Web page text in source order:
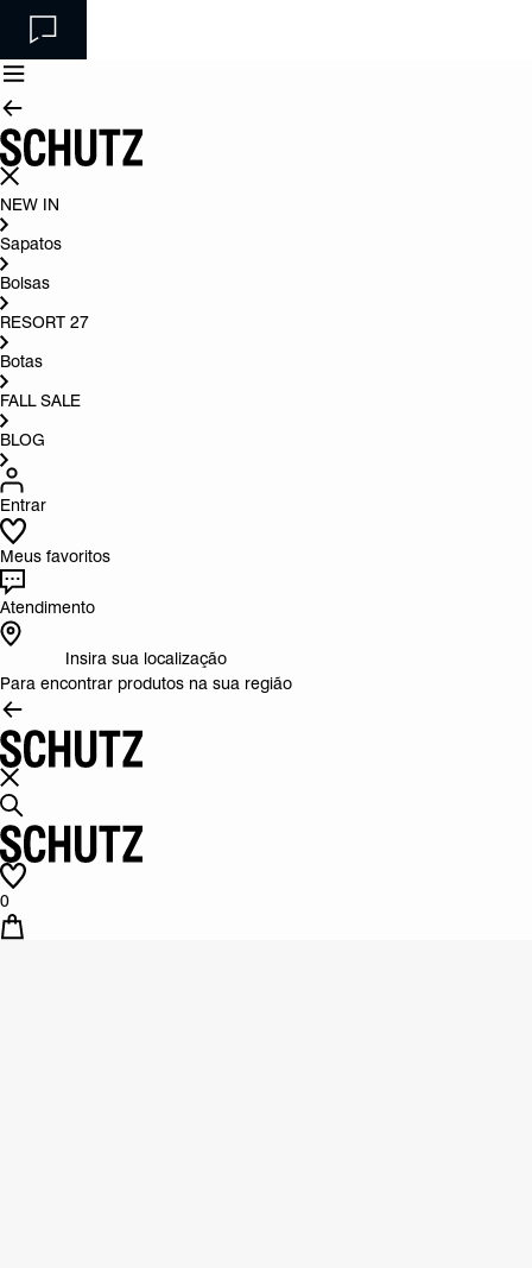
NEW IN
Sapatos
Bolsas
RESORT 27
Botas
FALL SALE
BLOG
Entrar
Meus favoritos
Atendimento
Insira sua localização
Para encontrar produtos na sua região
0